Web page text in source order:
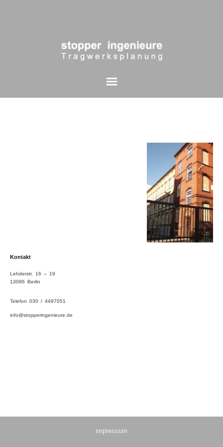
Kontakt
Lehderstr. 16 – 19
13086 Berlin
Telefon 030 / 4497051
info@stopperingenieure.de
impressum